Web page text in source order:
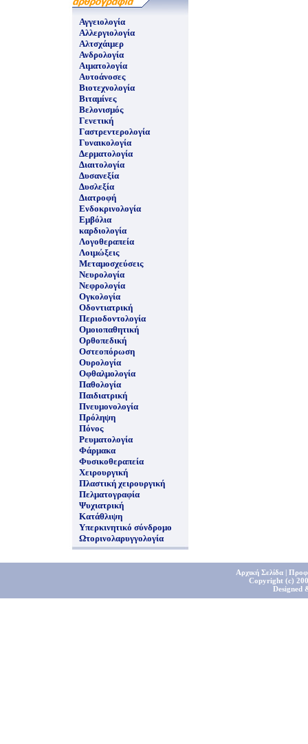
Αγγειολογία
Αλλεργιολογία
Αλτσχάιμερ
Ανδρολογία
Αιματολογία
Αυτοάνοσες
Βιοτεχνολογία
Βιταμίνες
Βελονισμός
Γενετική
Γαστρεντερολογία
Γυναικολογία
Δερματολογία
Διαιτολογία
Δυσανεξία
Δυσλεξία
Διατροφή
Ενδοκρινολογία
Εμβόλια
καρδιολογία
Λογοθεραπεία
Λοιμώξεις
Μεταμοσχεύσεις
Νευρολογία
Νεφρολογία
Ογκολογία
Οδοντιατρική
Περιοδοντολογία
Ομοιοπαθητική
Ορθοπεδική
Οστεοπόρωση
Ουρολογία
Οφθαλμολογία
Παθολογία
Παιδιατρική
Πνευμονολογία
Πρόληψη
Πόνος
Ρευματολογία
Φάρμακα
Φυσικοθεραπεία
Χειρουργική
Πλαστική χειρουργική
Πελματογραφία
Ψυχιατρική
Κατάθλιψη
Υπερκινητικό σύνδρομο
Ωτορινολαρυγγολογία
Αρχική Σελίδα|
Copyright (c)
Designed